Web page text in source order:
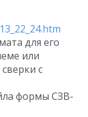
для его
или
с
формы СЗВ-